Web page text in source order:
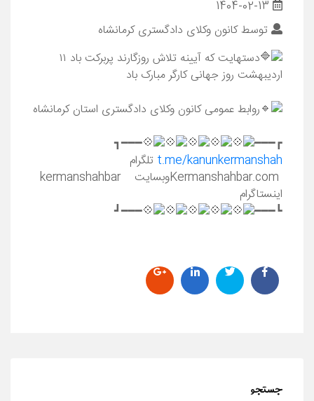
توسطکانون وکلای دادگستری کرمانشاه
دستهایت که آیینه تلاش روزگارند پربرکت باد ۱۱
اردیبهشت روز جهانی کارگر مبارک باد
روابط عمومی کانون وکلای دادگستری استان کرمانشاه
┏━━━
━━━┓
t.me/kanunkermanshah تلگرام
اینستاگرام
┗━━━
━━━┛
جستجو